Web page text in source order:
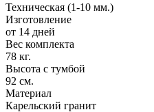
Техническая (1-10 мм.)
Изготовление
от 14 дней
Вес комплекта
78 кг.
Высота с тумбой
92 см.
Материал
Карельский гранит